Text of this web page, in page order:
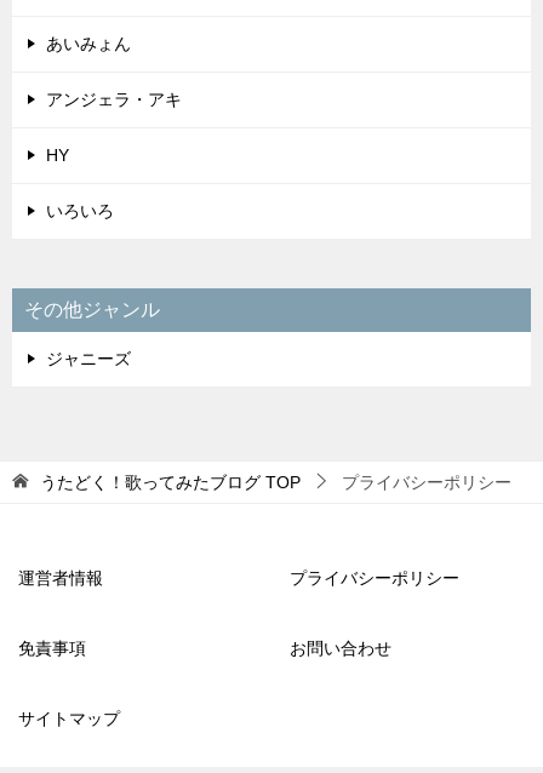
あいみょん
アンジェラ・アキ
HY
いろいろ
その他ジャンル
ジャニーズ
うたどく！歌ってみたブログ TOP プライバシーポリシー
運営者情報 プライバシーポリシー
免責事項 お問い合わせ
サイトマップ